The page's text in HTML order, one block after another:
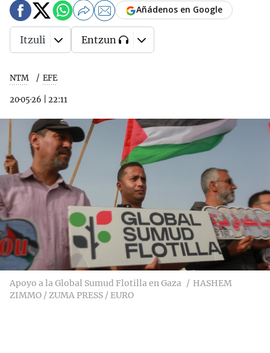
NTM EFE
20·05·26 22:11
Añádenos en Google
Itzuli Entzun
Apoyo a la Global Sumud Flotilla en Gaza
HASHEM
ZIMMO / ZUMA PRESS / EURO